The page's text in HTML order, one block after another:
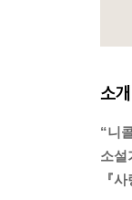
소개
“니
소설
『